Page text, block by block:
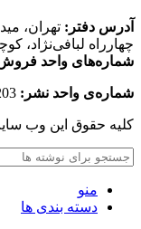
آدرس دفتر: تهران،
چهارراه لبافی‌نژاد، کوچه
شماره‌های واحد
شماره‌‌ی واحد نشر:
کلیه حقوق این وب
منو
دسته بندی ها